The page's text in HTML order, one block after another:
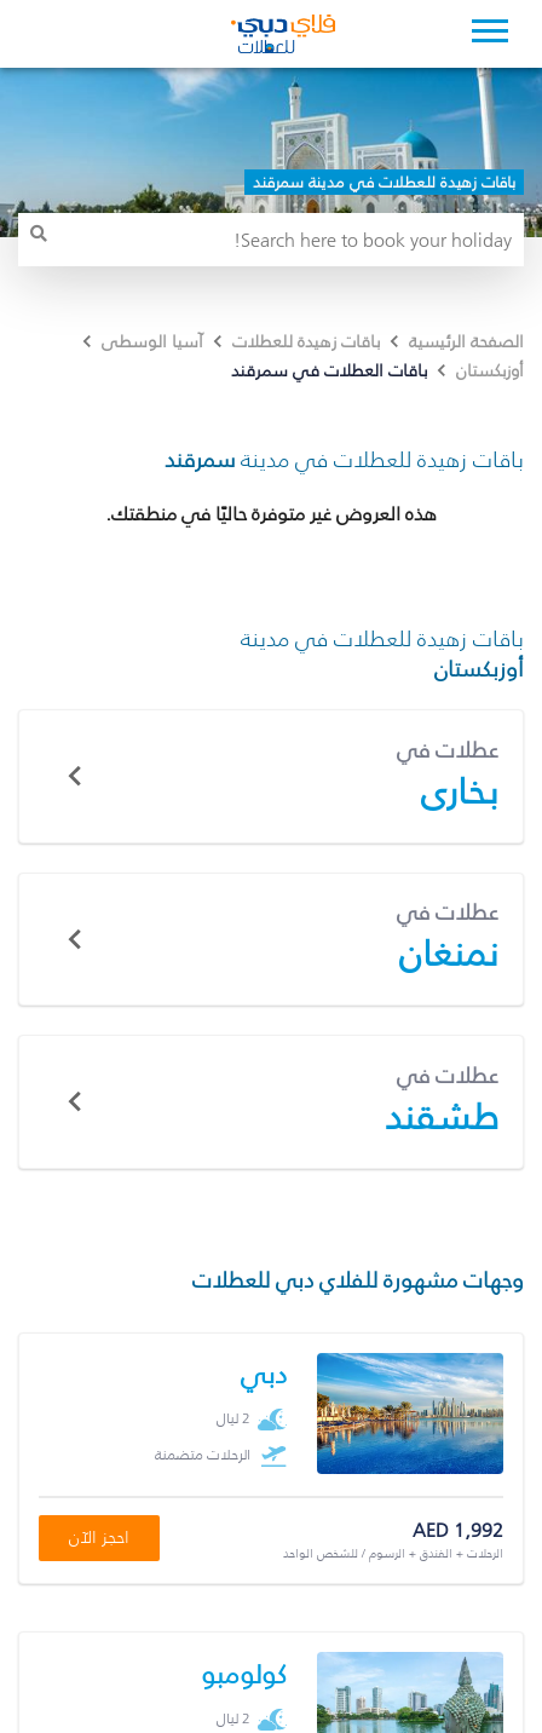
باقات زهيدة للعطلات في مدينة سمرقند
الصفحة الرئيسية باقات زهيدة للعطلات
آسيا الوسطى
أوزبكستان
باقات العطلات في سمرقند
باقات زهيدة للعطلات في مدينةسمرقند
هذه العروض غير متوفرة حاليًا في منطقتك.
باقات زهيدة للعطلات في مدينة
أوزبكستان
عطلات في
بخارى
عطلات في
نمنغان
عطلات في
طشقند
وجهات مشهورة للفلاي دبي للعطلات
دبي
2 ليال
الرحلات متضمنة
AED 1,992
الرحلات + الفندق + الرسوم / للشخص الواحد
احجز الآن
كولومبو
2 ليال